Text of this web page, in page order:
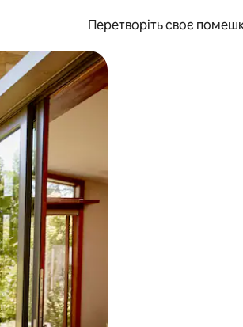
Перетворіть своє
жести дотику та гортання.